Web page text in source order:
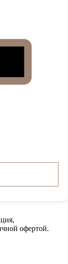
офертой.